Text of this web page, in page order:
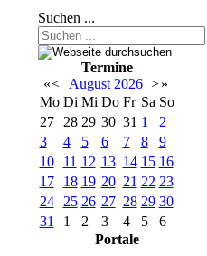
Suchen ...
Termine
«< August 2026 >»
Mo Di Mi Do Fr Sa So
27
28 29 30 31 1
2
3
4 5 6 7 8
9
10
11 12 13 14 15 16
17
18 19 20 21 22 23
24
25 26 27 28 29 30
31
1 2 3 4 5
6
Portale